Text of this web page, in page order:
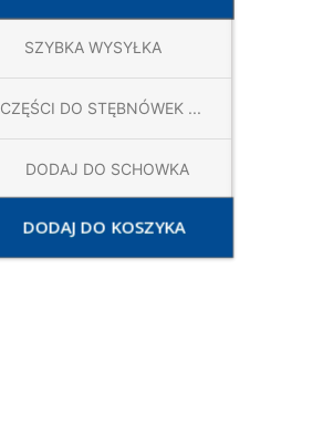
SZYBKA WYSYŁKA
CZĘŚCI DO STĘBNÓWEK ...
DODAJ DO SCHOWKA
DODAJ DO KOSZYKA